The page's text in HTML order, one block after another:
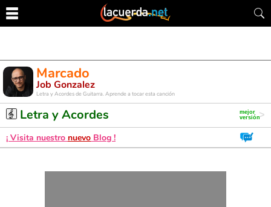
Marcado
Job Gonzalez
Letra y Acordes de Guitarra. Aprende a tocar esta canción
Letra y Acordes
¡ Visita nuestro nuevo Blog !